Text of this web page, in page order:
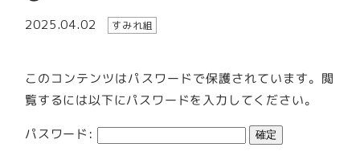
2025.04.02 すみれ組
このコンテンツはパスワードで保護されています。閲
覧するには以下にパスワードを入力してください。
パスワード: